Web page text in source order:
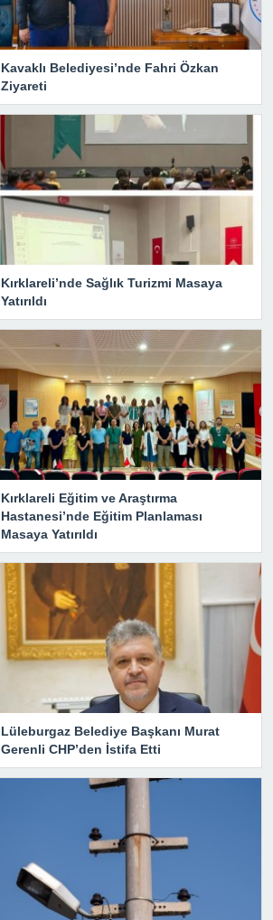
Kavaklı Belediyesi’nde Fahri Özkan
Ziyareti
Kırklareli’nde Sağlık Turizmi Masaya
Yatırıldı
Kırklareli Eğitim ve Araştırma
Hastanesi’nde Eğitim Planlaması
Masaya Yatırıldı
Lüleburgaz Belediye Başkanı Murat
Gerenli CHP’den İstifa Etti